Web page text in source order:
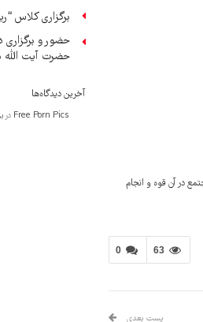
مجتمع در آن قوه و انجام
0 63
پست بعدی
برگزاری کلاس
حضور و
حضرت آیت الله
آخرین دیدگاه‌ها
Free Porn Pics در